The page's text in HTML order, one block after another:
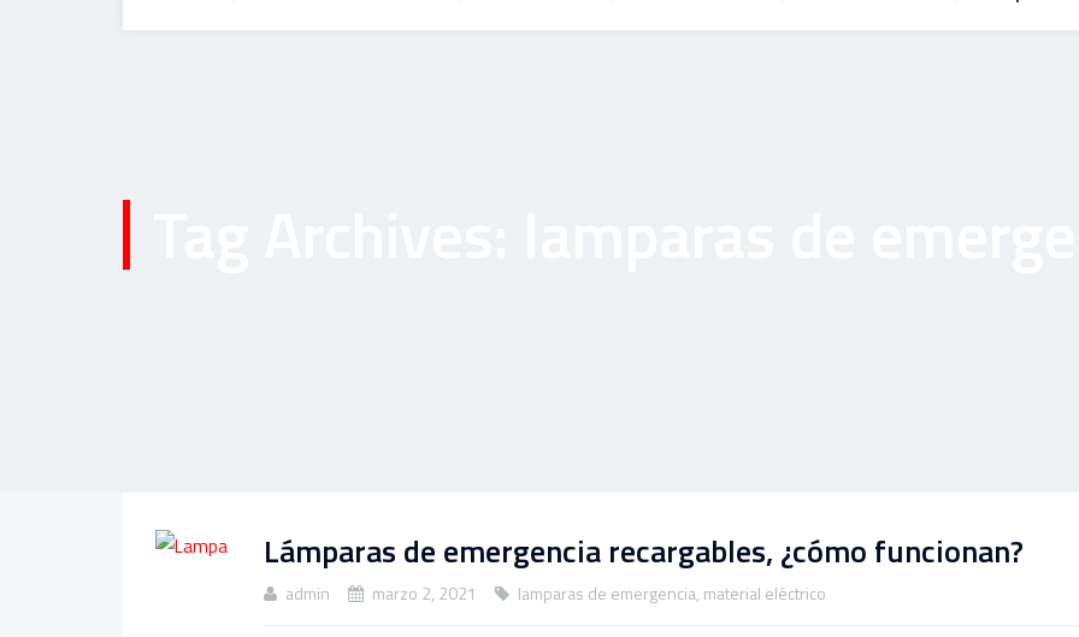
Lámparas de emergencia recargables, ¿cómo funcionan?
admin marzo 2, 2021 lamparas de emergencia, material eléctrico